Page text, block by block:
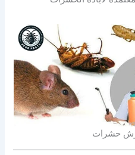
رش حشرات